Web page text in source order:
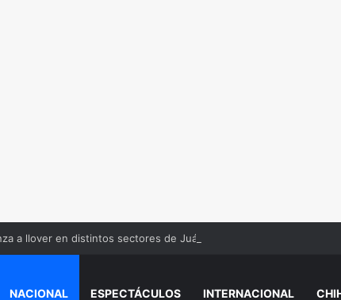
a llover en distintos sectores de Juárez
NACIONAL ESPECTÁCULOS INTERNACIONAL